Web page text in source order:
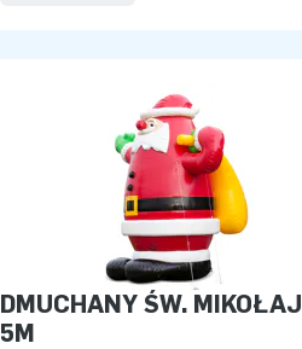
DMUCHANY ŚW. MIKOŁAJ
5M